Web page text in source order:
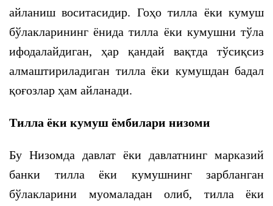
айланиш воситасидир. Гоҳо тилла ёки кумуш
бўлакларининг ёнида тилла ёки кумушни тўла
ифодалайдиган, ҳар қандай вақтда тўсиқсиз
алмаштириладиган тилла ёки кумушдан бадал
қоғозлар ҳам айланади.
Тилла ёки кумуш ёмбилари низоми
Бу Низомда давлат ёки давлатнинг марказий
банки тилла ёки кумушнинг зарбланган
бўлакларини муомаладан олиб, тилла ёки